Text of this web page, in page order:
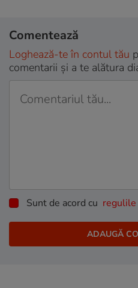
Comentează
Loghează-te în contul tău
comentarii și a te alătura
Sunt de acord cu